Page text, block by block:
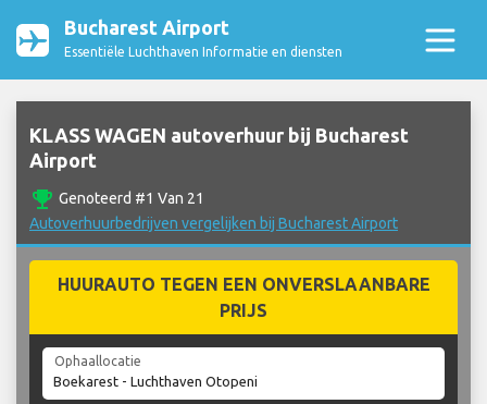
Bucharest Airport
Essentiële Luchthaven Informatie en diensten
KLASS WAGEN autoverhuur bij Bucharest
Airport
emoji_events Genoteerd #1 Van 21
Autoverhuurbedrijven vergelijken bij Bucharest Airport
HUURAUTO TEGEN EEN ONVERSLAANBARE
PRIJS
Ophaallocatie